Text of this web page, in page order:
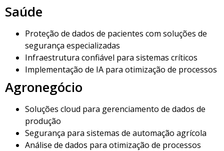
Saúde
Proteção de dados de pacientes com soluções de
segurança especializadas
Infraestrutura confiável para sistemas críticos
Implementação de IA para otimização de processos
Agronegócio
Soluções cloud para gerenciamento de dados de
produção
Segurança para sistemas de automação agrícola
Análise de dados para otimização de processos